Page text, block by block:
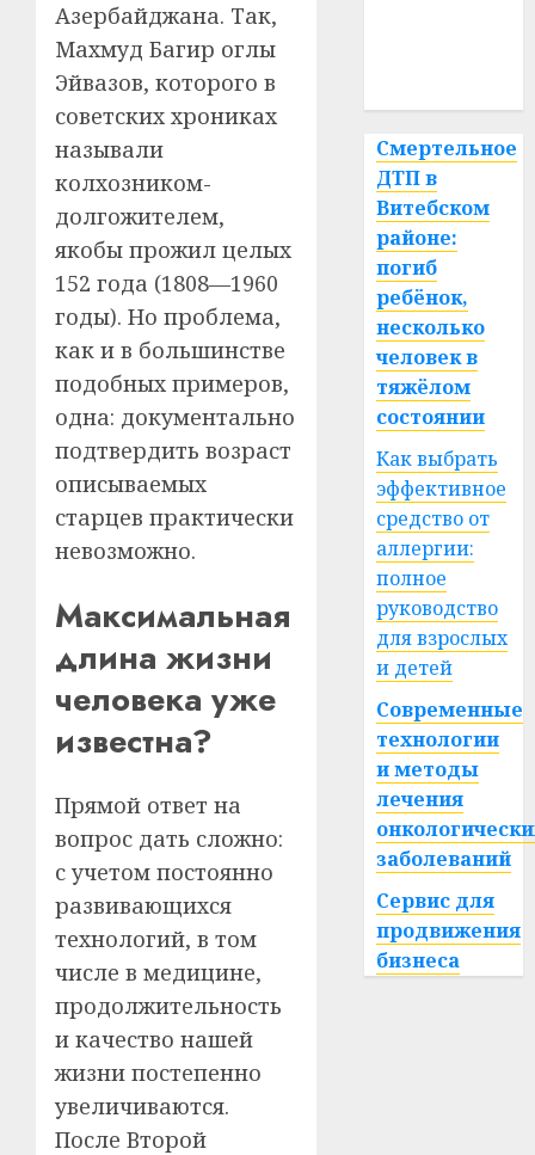
Азербайджана. Так,
Махмуд Багир оглы
Эйвазов, которого в
советских хрониках
называли
колхозником-
долгожителем,
якобы прожил целых
152 года (1808—1960
годы). Но проблема,
как и в большинстве
подобных примеров,
одна: документально
подтвердить возраст
описываемых
старцев практически
невозможно.
Максимальная
длина жизни
человека уже
известна?
Прямой ответ на
вопрос дать сложно:
с учетом постоянно
развивающихся
технологий, в том
числе в медицине,
продолжительность
и качество нашей
жизни постепенно
увеличиваются.
После Второй
Смертельное
ДТП в
Витебском
районе:
погиб
ребёнок,
несколько
человек в
тяжёлом
состоянии
Как выбрать
эффективное
средство от
аллергии:
полное
руководство
для взрослых
и детей
Современные
технологии
и методы
лечения
заболеваний
Сервис для
продвижения
бизнеса